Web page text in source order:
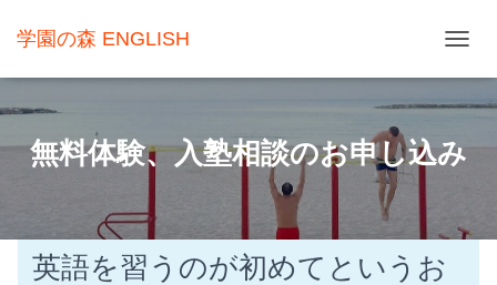
学園の森 ENGLISH
ー
ョ
無料体験、入塾相談のお申し込み
英語を習うのが初めてというお